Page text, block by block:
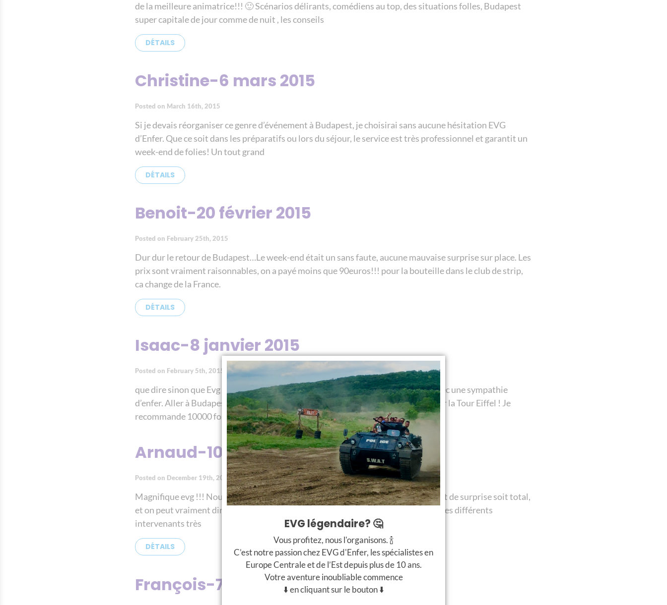
de la meilleure animatrice!!! 🙂 Scénarios délirants, comédiens au top, des situations folles, Budapest
super capitale de jour comme de nuit , les conseils
DÉTAILS
Christine-6 mars 2015
Posted on March 16th, 2015
Si je devais réorganiser ce genre d’événement à Budapest, je choisirai sans aucune hésitation EVG
d’Enfer. Que ce soit dans les préparatifs ou lors du séjour, le service est très professionnel et garantit un
week-end de folies! Un tout grand
DÉTAILS
Benoit-20 février 2015
Posted on February 25th, 2015
Dur dur le retour de Budapest…Le week-end était un sans faute, aucune mauvaise surprise sur place. Les
prix sont vraiment raisonnables, on a payé moins que 90euros!!! pour la bouteille dans le club de strip,
ca change de la France.
DÉTAILS
Isaac-8 janvier 2015
Posted on February 5th, 2015
que dire sinon que Evg d’enfer c’est une organisation d’enfer, une guide d’enfer avec une sympathie
d’enfer. Aller à Budapest sans passer par eux, c’est comme venir sur Paris sans voir la Tour Eiffel ! Je
recommande 10000 fois !
Arnaud-10 octobre 2014
Posted on December 19th, 2014
Magnifique evg !!! Nous avons choisis le pack “l’enfer et le paradis” pour que l’effet de surprise soit total,
et on peut vraiment dire qu’on a pas été déçus. Le scénario est vraiment au top et les différents
intervenants très
DÉTAILS
François-7 novembre 2014
EVG légendaire? 🤔
Vous profitez, nous l'organisons. 🍾
C’est notre passion chez EVG d'Enfer, les spécialistes en
Europe Centrale et de l’Est depuis plus de 10 ans.
Votre aventure inoubliable commence
⬇️ en cliquant sur le bouton ⬇️